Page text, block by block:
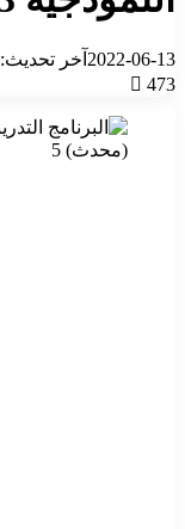
2022-06-13 آخر تحديث: 2023-03-01
473